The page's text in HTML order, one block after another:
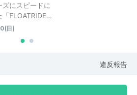
にスピードに
FLOATRIDE…
日)
違反報告